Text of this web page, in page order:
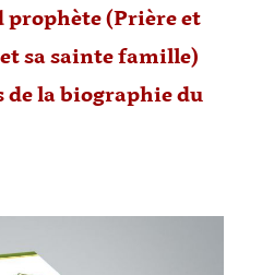
prophète (Prière et
sa sainte famille)
de la biographie du